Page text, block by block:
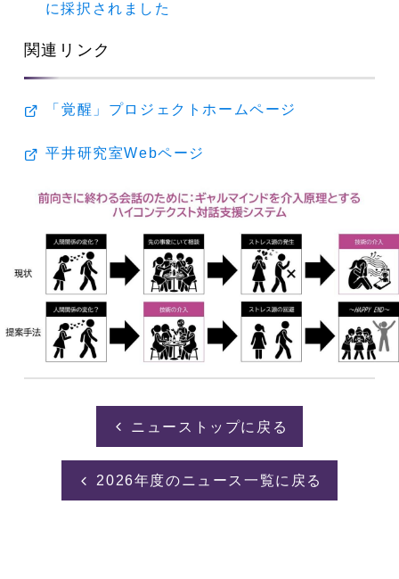
に採択されました
関連リンク
「覚醒」プロジェクトホームページ
平井研究室Webページ
ニューストップに戻る
2026年度のニュース一覧に戻る